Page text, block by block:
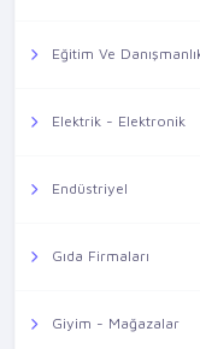
Eğitim Ve
Elektrik - Elektronik
Endüstriyel
Gıda Firmaları
Giyim - Mağazalar